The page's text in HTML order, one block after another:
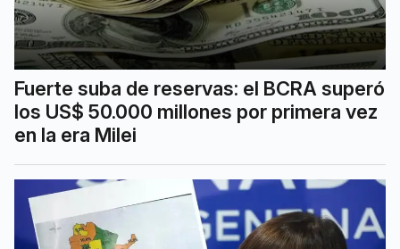
Fuerte suba de reservas: el BCRA superó
los US$ 50.000 millones por primera vez
en la era Milei